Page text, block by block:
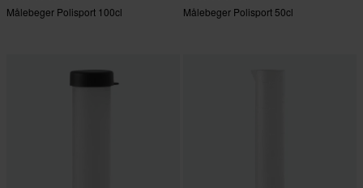
Målebeger Polisport 100cl
Målebeger Polisport 50cl